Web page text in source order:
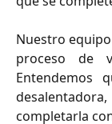
Nuestro
proceso de
Entendemos
completarla